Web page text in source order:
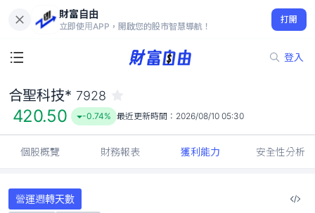
財富自由
立即使用APP，開啟您的股市智慧導航！
打開
登入
420.50
-0.74%
合聖科技* 7928
420.50 -0.74% 最近更新時間： 2026/08/10 05:30
個股概覽 財務報表 獲利能力 安全性分析
營運週轉天數